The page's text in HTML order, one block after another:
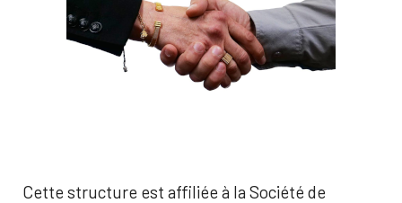
Cette structure est affiliée à la Société de